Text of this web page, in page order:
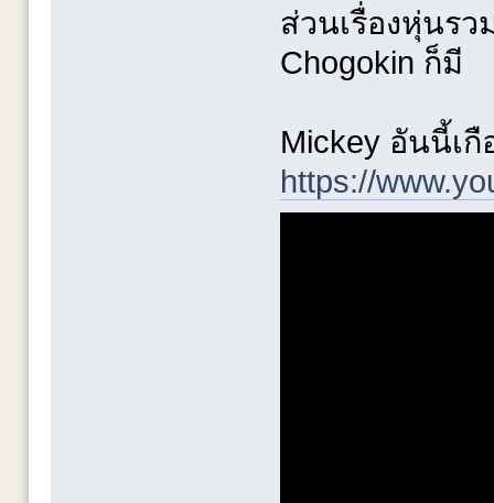
ส่วนเรื่องหุ่นรว
Chogokin ก็มี
Mickey อันนี้เ
https://